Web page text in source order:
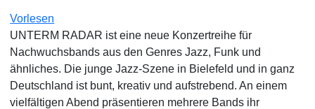
Vorlesen
UNTERM RADAR ist eine neue Konzertreihe für
Nachwuchsbands aus den Genres Jazz, Funk und
ähnliches. Die junge Jazz-Szene in Bielefeld und in ganz
Deutschland ist bunt, kreativ und aufstrebend. An einem
vielfältigen Abend präsentieren mehrere Bands ihr